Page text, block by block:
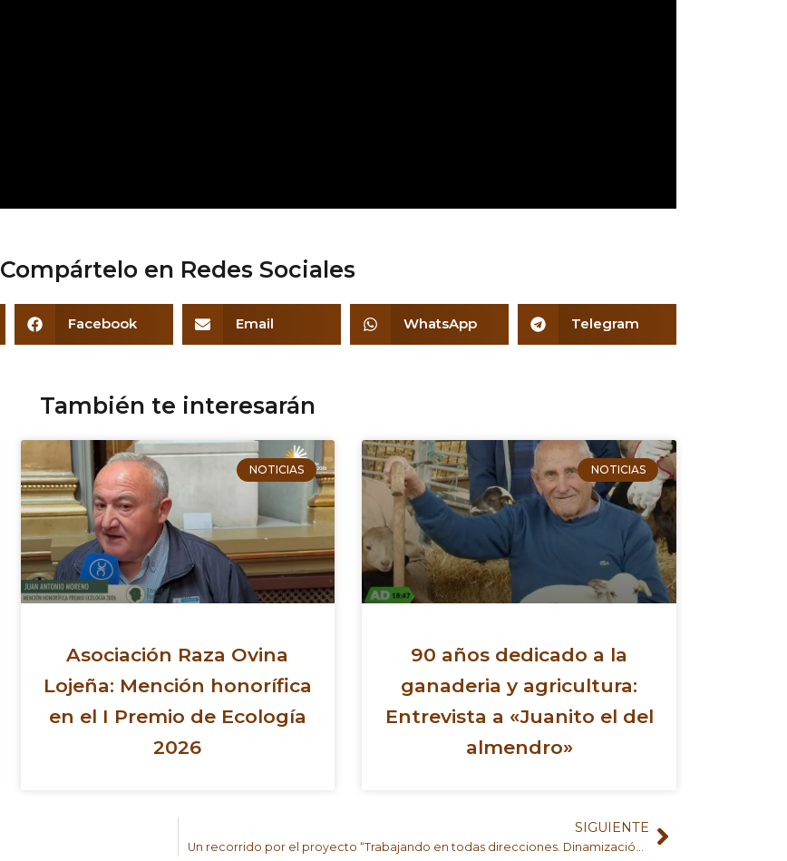
Compártelo en Redes Sociales
Facebook Email WhatsApp Telegram
También te interesarán
NOTICIAS
Asociación Raza Ovina
Lojeña: Mención honorífica
en el I Premio de Ecología
2026
NOTICIAS
90 años dedicado a la
ganaderia y agricultura:
Entrevista a «Juanito el del
almendro»
SIGUIENTE Siguiente